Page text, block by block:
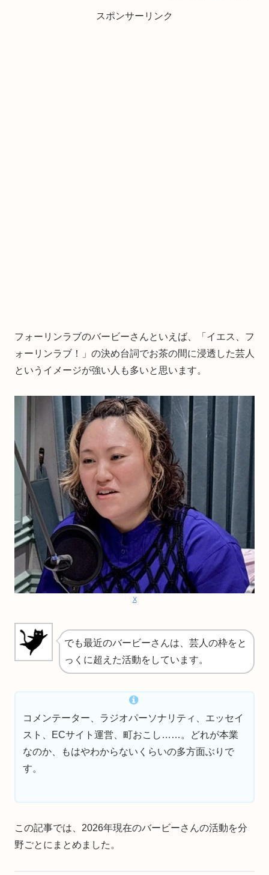
スポンサーリンク
フォーリンラブのバービーさんといえば、「イエス、フ
ォーリンラブ！」の決め台詞でお茶の間に浸透した芸人
というイメージが強い人も多いと思います。
X
でも最近のバービーさんは、芸人の枠をと
っくに超えた活動をしています。
コメンテーター、ラジオパーソナリティ、エッセイ
スト、ECサイト運営、町おこし……。どれが本業
なのか、もはやわからないくらいの多方面ぶりで
す。
この記事では、2026年現在のバービーさんの活動を分
野ごとにまとめました。